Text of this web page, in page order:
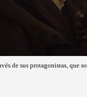
de sus protagonistas, que